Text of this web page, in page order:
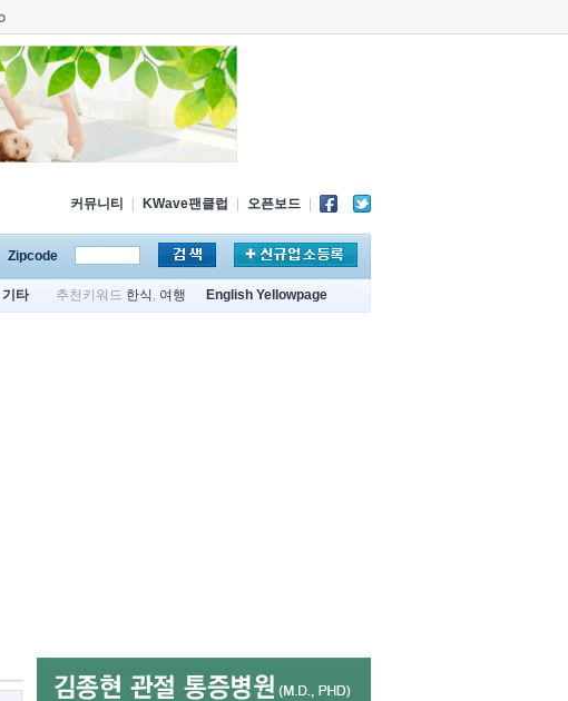
커뮤니티 KWave팬클럽 오픈보드
Zipcode
기타 추천키워드 한식 , 여행 English Yellowpage